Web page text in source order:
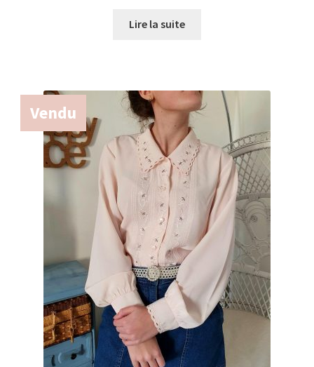
Lire la suite
Vendu